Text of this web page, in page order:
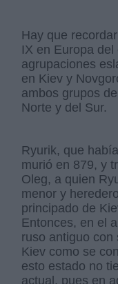
Hay que
IX en Europa
agrupaciones
en Kiev y
ambos grupos
Norte y del Sur.
Ryurik, que
murió en 879, y
Oleg, a quien
menor y
principado de
Entonces, en el
ruso antiguo con
Kiev como se
esto estado no
actual, pues en